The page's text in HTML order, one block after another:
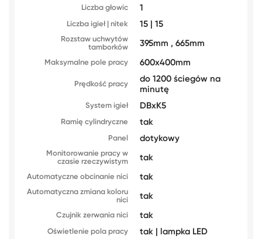
Liczba głowic 1
Liczba igieł | nitek 15 | 15
Rozstaw uchwytów
tamborków
395mm , 665mm
Maksymalne pole pracy 600x400mm
Prędkość pracy
do 1200 ściegów na
minutę
System igieł DBxK5
Ramię cylindryczne tak
Panel dotykowy
Monitorowanie pracy w
czasie rzeczywistym
tak
Automatyczne obcinanie nici tak
Automatyczna zmiana koloru
nici
tak
Czujnik zerwania nici tak
Oświetlenie pola pracy tak | lampka LED